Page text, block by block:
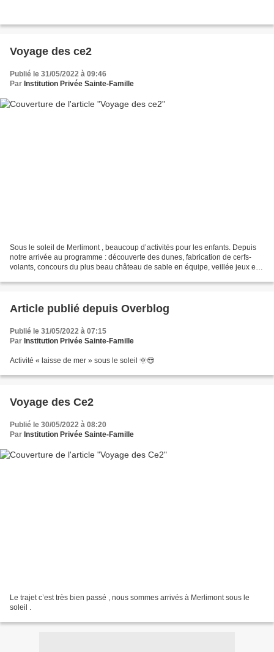
Voyage des ce2
Publié le 31/05/2022 à 09:46
Par Institution Privée Sainte-Famille
Sous le soleil de Merlimont , beaucoup d’activités pour les enfants. Depuis
notre arrivée au programme : découverte des dunes, fabrication de cerfs-
volants, concours du plus beau château de sable en équipe, veillée jeux et
Article publié depuis Overblog
Publié le 31/05/2022 à 07:15
Par Institution Privée Sainte-Famille
Activité « laisse de mer » sous le soleil 🌞😎
Voyage des Ce2
Publié le 30/05/2022 à 08:20
Par Institution Privée Sainte-Famille
Le trajet c’est très bien passé , nous sommes arrivés à Merlimont sous le
soleil .